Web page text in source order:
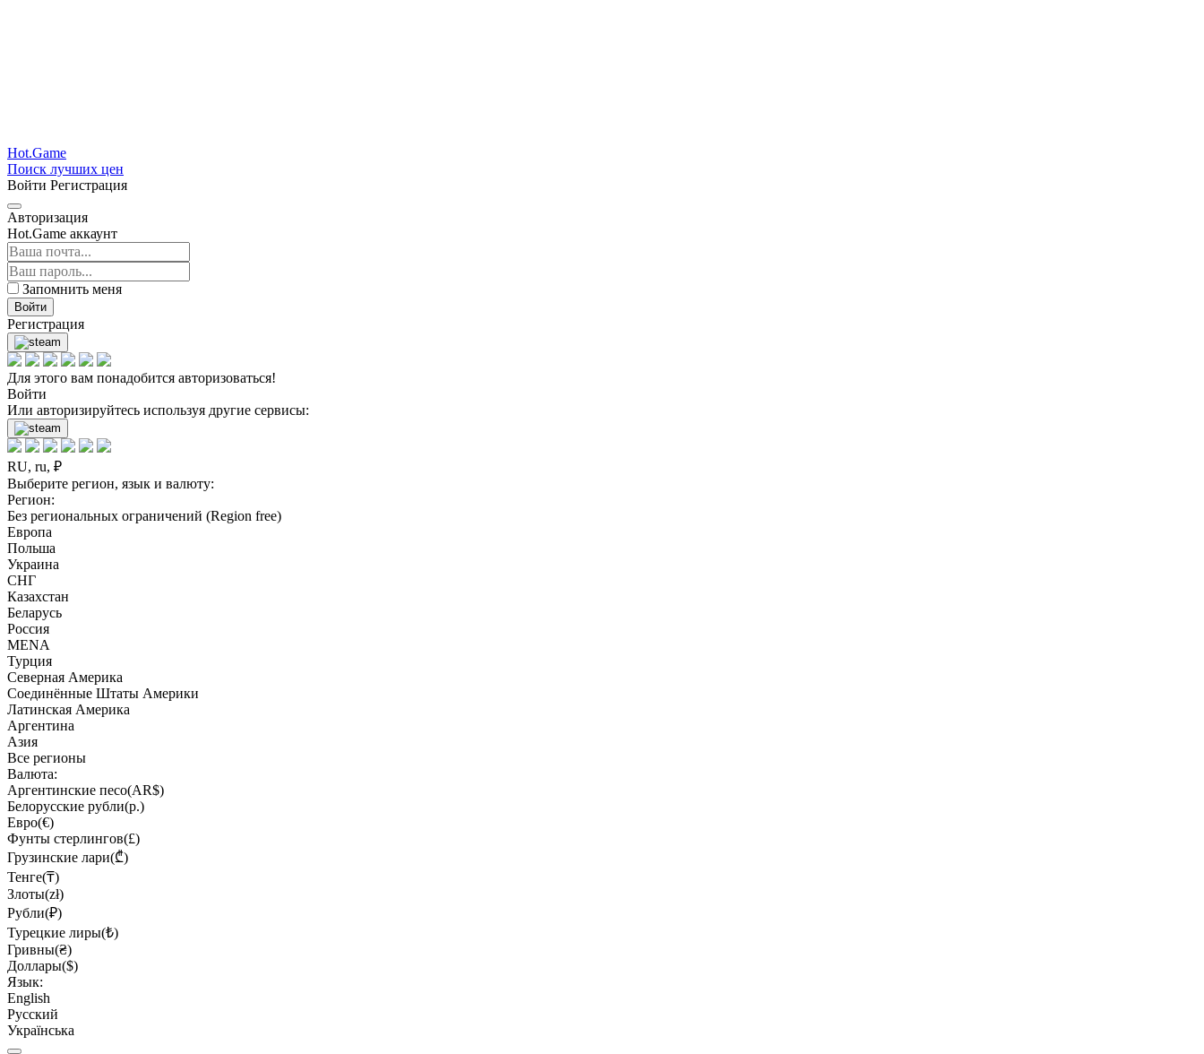
Hot.Game
Поиск лучших цен
Войти Регистрация
Авторизация
Hot.Game аккаунт
Запомнить меня
Войти
Регистрация
Для этого вам понадобится авторизоваться!
Войти
Или авторизируйтесь используя другие сервисы:
RU, ru, ₽
Выберите регион, язык и валюту:
Регион:
Без региональных ограничений (Region free)
Европа
Польша
Украина
СНГ
Казахстан
Беларусь
Россия
MENA
Турция
Северная Америка
Соединённые Штаты Америки
Латинская Америка
Аргентина
Азия
Все регионы
Валюта:
Аргентинские песо(AR$)
Белорусские рубли(р.)
Евро(€)
Фунты стерлингов(£)
Грузинские лари(₾)
Тенге(₸)
Злоты(zł)
Рубли(₽)
Турецкие лиры(₺)
Гривны(₴)
Доллары($)
Язык:
English
Русский
Українська